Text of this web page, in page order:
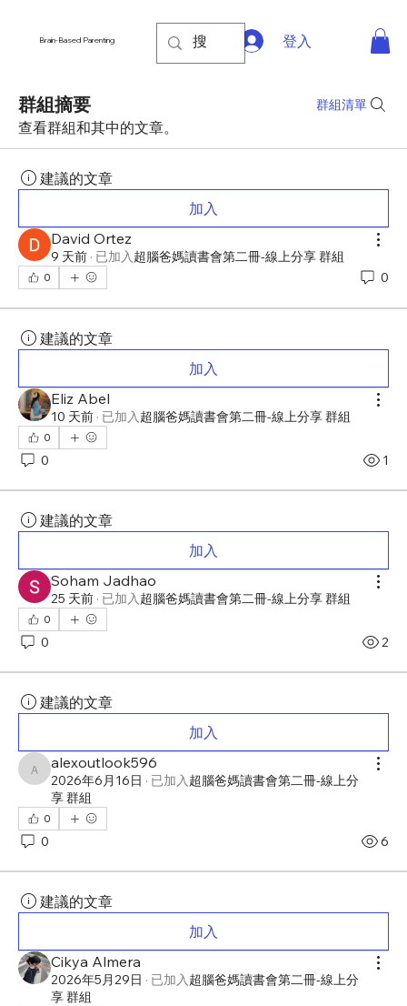
Brain-Based Parenting 登入
群組摘要 群組清單
查看群組和其中的文章。
建議的文章
加入
David Ortez
9 天前 · 已加入超腦爸媽讀書會第二冊-線上分享 群組
0 0
建議的文章
加入
Eliz Abel
10 天前 · 已加入超腦爸媽讀書會第二冊-線上分享 群組
0
0 1
建議的文章
加入
Soham Jadhao
25 天前 · 已加入超腦爸媽讀書會第二冊-線上分享 群組
0
0 2
建議的文章
加入
alexoutlook596
alexoutlook596
2026年6月16日 · 已加入超腦爸媽讀書會第二冊-線上分
享 群組
0
0 6
建議的文章
加入
Cikya Almera
2026年5月29日 · 已加入超腦爸媽讀書會第二冊-線上分
享 群組